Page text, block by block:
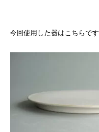
今回使用した器はこちらです